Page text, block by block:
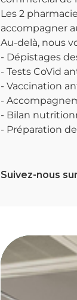
Les 2
accompagner
Au-delà, nous
- Dépistages
- Tests CoVid
- Vaccination
-
- Bilan
- Préparation
Suivez-nous